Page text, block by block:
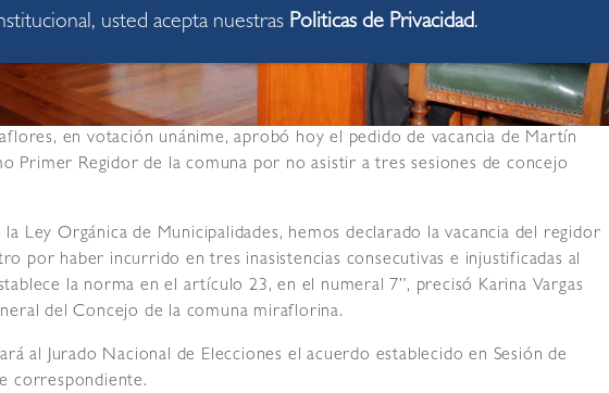
en votación unánime, aprobó hoy el pedido de vacancia de Martín
Primer Regidor de la comuna por no asistir a tres sesiones de concejo
Ley Orgánica de Municipalidades, hemos declarado la vacancia del regidor
por haber incurrido en tres inasistencias consecutivas e injustificadas al
la norma en el artículo 23, en el numeral 7”, precisó Karina Vargas
del Concejo de la comuna miraflorina.
al Jurado Nacional de Elecciones el acuerdo establecido en Sesión de
correspondiente.
usted acepta nuestras Politicas de Privacidad.